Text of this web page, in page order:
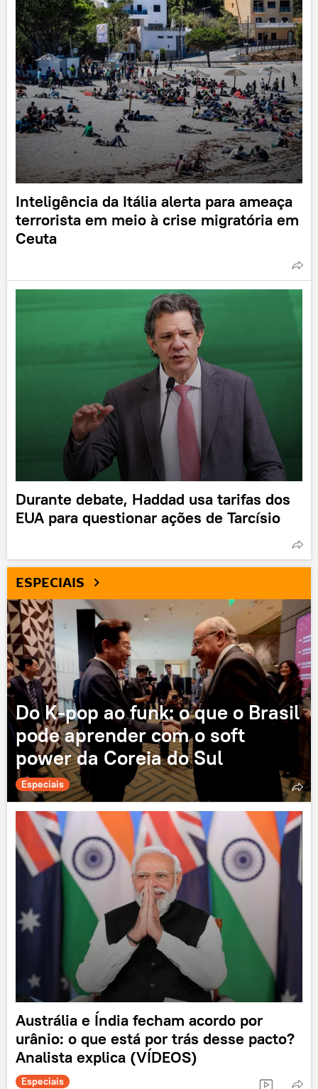
Inteligência da Itália alerta para ameaça
terrorista em meio à crise migratória em
Ceuta
Durante debate, Haddad usa tarifas dos
EUA para questionar ações de Tarcísio
ESPECIAIS
Do K-pop ao funk: o que o Brasil
pode aprender com o soft
power da Coreia do Sul
Especiais
Austrália e Índia fecham acordo por
urânio: o que está por trás desse pacto?
Analista explica (VÍDEOS)
Especiais